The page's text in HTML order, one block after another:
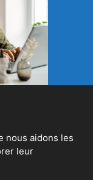
nous aidons les
leur